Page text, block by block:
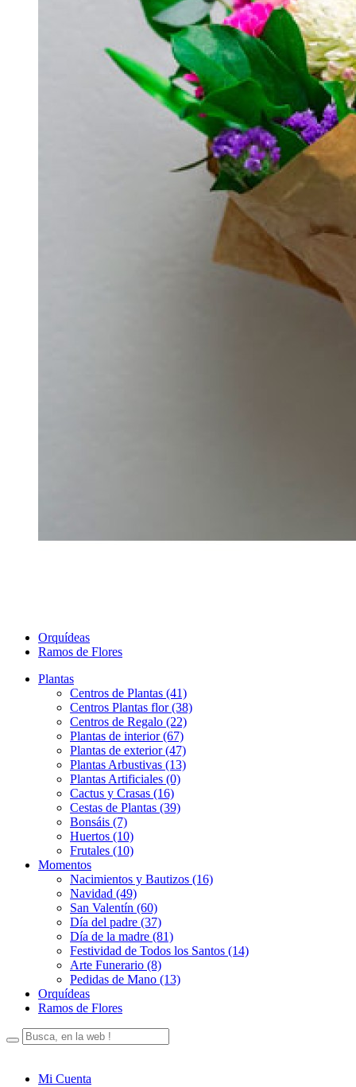
Orquídeas
Ramos de Flores
Plantas
Centros de Plantas (41)
Centros Plantas flor (38)
Centros de Regalo (22)
Plantas de interior (67)
Plantas de exterior (47)
Plantas Arbustivas (13)
Plantas Artificiales (0)
Cactus y Crasas (16)
Cestas de Plantas (39)
Bonsáis (7)
Huertos (10)
Frutales (10)
Momentos
Nacimientos y Bautizos (16)
Navidad (49)
San Valentín (60)
Día del padre (37)
Día de la madre (81)
Festividad de Todos los Santos (14)
Arte Funerario (8)
Pedidas de Mano (13)
Orquídeas
Ramos de Flores
Mi Cuenta